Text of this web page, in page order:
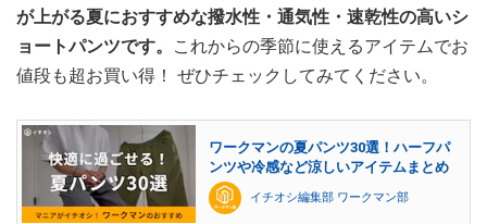
が上がる夏におすすめな撥水性・通気性・速乾性の高いシ
ョートパンツです。
これからの季節に使えるアイテムでお
値段も超お買い得！ ぜひチェックしてみてください。
ワークマンの夏パンツ30選！ハーフパ
ンツや冷感など涼しいアイテムまとめ
イチオシ編集部 ワークマン部